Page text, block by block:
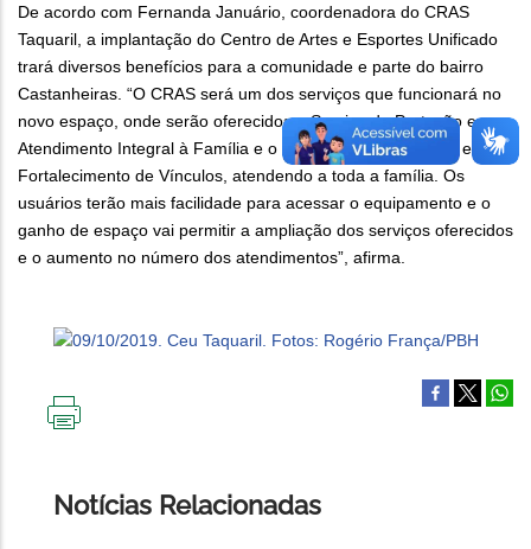
De acordo com Fernanda Januário, coordenadora do CRAS
Taquaril, a implantação do Centro de Artes e Esportes Unificado
trará diversos benefícios para a comunidade e parte do bairro
Castanheiras. “O CRAS será um dos serviços que funcionará no
novo espaço, onde serão oferecidos o Serviço de Proteção e
Atendimento Integral à Família e o Serviço de Convivência e
Fortalecimento de Vínculos, atendendo a toda a família. Os
usuários terão mais facilidade para acessar o equipamento e o
ganho de espaço vai permitir a ampliação dos serviços oferecidos
e o aumento no número dos atendimentos”, afirma.
Notícias Relacionadas